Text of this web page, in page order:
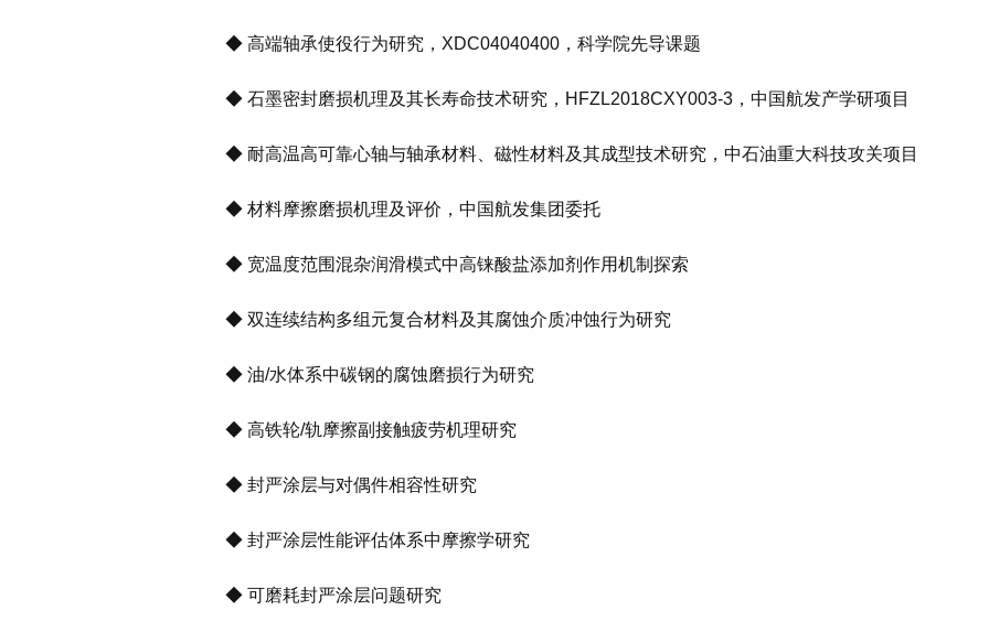
◆ 高端轴承使役行为研究，XDC04040400，科学院先导课题
◆ 石墨密封磨损机理及其长寿命技术研究，HFZL2018CXY003-3，中国航发产学研项目
◆ 耐高温高可靠心轴与轴承材料、磁性材料及其成型技术研究，中石油重大科技攻关项目
◆ 材料摩擦磨损机理及评价，中国航发集团委托
◆ 宽温度范围混杂润滑模式中高铼酸盐添加剂作用机制探索
◆ 双连续结构多组元复合材料及其腐蚀介质冲蚀行为研究
◆ 油/水体系中碳钢的腐蚀磨损行为研究
◆ 高铁轮/轨摩擦副接触疲劳机理研究
◆ 封严涂层与对偶件相容性研究
◆ 封严涂层性能评估体系中摩擦学研究
◆ 可磨耗封严涂层问题研究